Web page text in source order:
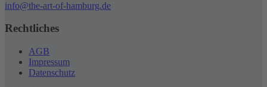
info@the-art-of-hamburg.de
Rechtliches
AGB
Impressum
Datenschutz